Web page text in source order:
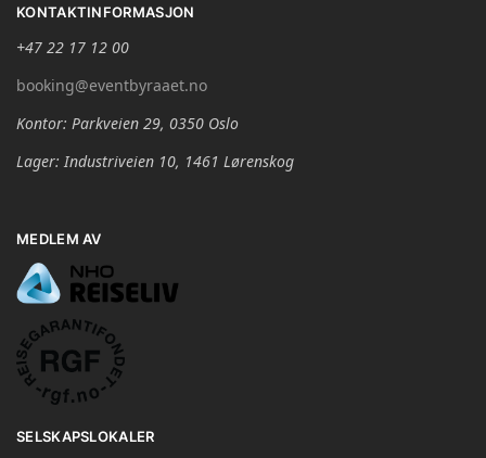
KONTAKTINFORMASJON
+47 22 17 12 00
booking@eventbyraaet.no
Kontor: Parkveien 29, 0350 Oslo
Lager: Industriveien 10, 1461 Lørenskog
MEDLEM AV
SELSKAPSLOKALER